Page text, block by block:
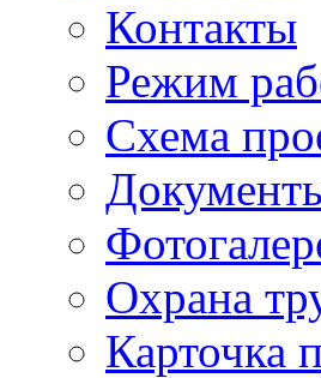
Контакты
Режим
Схема
Охрана
Карточка